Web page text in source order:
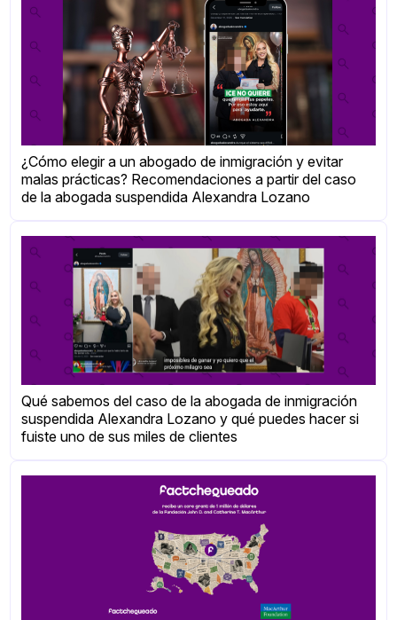
¿Cómo elegir a un abogado de inmigración y evitar
malas prácticas? Recomendaciones a partir del caso
de la abogada suspendida Alexandra Lozano
Qué sabemos del caso de la abogada de inmigración
suspendida Alexandra Lozano y qué puedes hacer si
fuiste uno de sus miles de clientes